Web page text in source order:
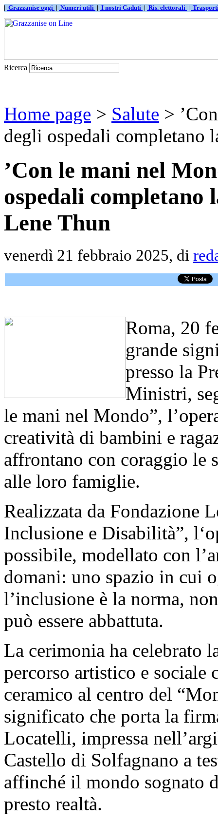
| Grazzanise oggi | Numeri utili | I nostri Caduti | Ris. elettorali |
Ricerca
Home page > Salute >
degli ospedali completano
’Con le mani nel
ospedali completano
Lene Thun
venerdì 21 febbraio 2025, di
Roma, 20
grande
presso la
Ministri,
le mani nel Mondo”,
creatività di bambini e
affrontano con coraggio le
alle loro famiglie.
Realizzata da Fondazione
Inclusione e Disabilità”,
possibile, modellato con
domani: uno spazio in cui
l’inclusione è la norma,
può essere abbattuta.
La cerimonia ha celebrato
percorso artistico e sociale
ceramico al centro del
significato che porta la
Locatelli, impressa
Castello di Solfagnano a
affinché il mondo sognato
presto realtà.